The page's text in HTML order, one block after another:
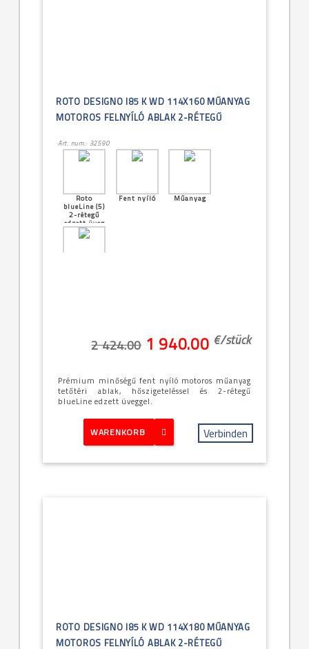
ROTO DESIGNO I85 K WD 114X160 MŰANYAG
MOTOROS FELNYÍLÓ ABLAK 2-RÉTEGŰ
Art. num.: 32590
Roto
blueLine (5)
2-rétegű
edzett üveg
Fent nyíló Műanyag
2 424.00 1 940.00 €/stück
Prémium minőségű fent nyíló motoros műanyag
tetőtéri ablak, hőszigeteléssel és 2-rétegű
blueLine edzett üveggel.
WARENKORB Verbinden
ROTO DESIGNO I85 K WD 114X180 MŰANYAG
MOTOROS FELNYÍLÓ ABLAK 2-RÉTEGŰ